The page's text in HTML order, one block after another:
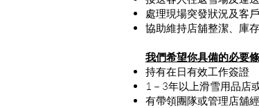
處理現場突發狀況及客
協助維持店舖整潔、庫
我們希望你具備的必要
持有在日有效工作簽證
1－3年以上滑雪用品店
有帶領團隊或管理店舖